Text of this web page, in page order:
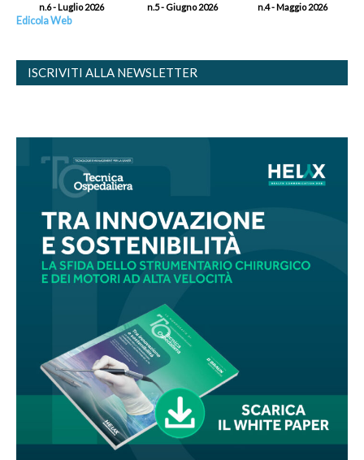
n.6 - Luglio 2026 n.5 - Giugno 2026 n.4 - Maggio 2026
Edicola Web
ISCRIVITI ALLA NEWSLETTER